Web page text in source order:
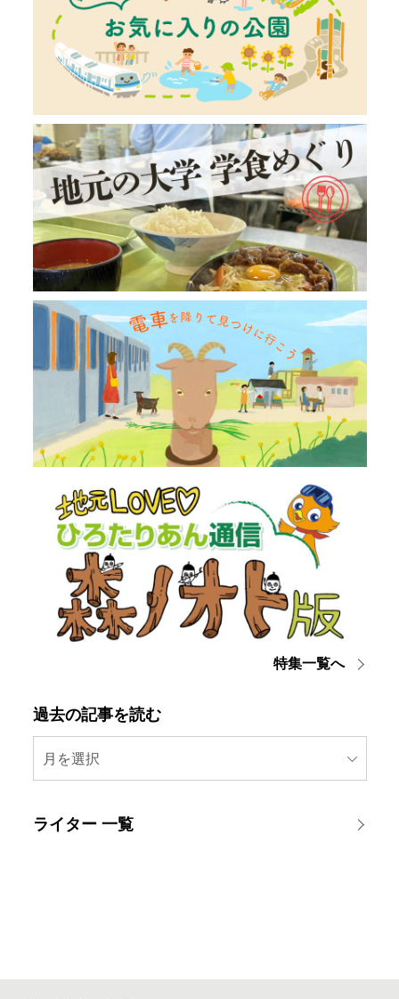
特集一覧へ
過去の記事を読む
月を選択
ライター 一覧